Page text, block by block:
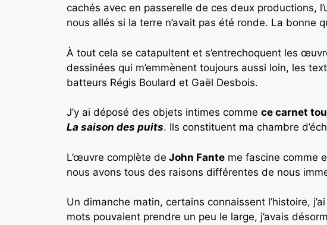
cachés avec en passerelle de ces deux productions,
nous allés si la terre n’avait pas été ronde. La bonne
À tout cela se catapultent et s’entrechoquent les
dessinées qui m’emmènent toujours aussi loin, les
batteurs Régis Boulard et Gaël Desbois.
J’y ai déposé des objets intimes comme ce carnet
La saison des puits. Ils constituent ma chambre
L’œuvre complète de John Fante me fascine comme
nous avons tous des raisons différentes de nous
Un dimanche matin, certains connaissent l’histoire,
mots pouvaient prendre un peu le large, j’avais